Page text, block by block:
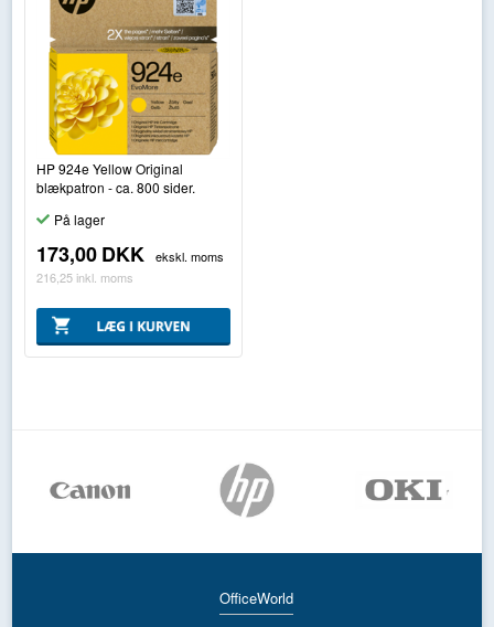
HP 924e Yellow Original
blækpatron - ca. 800 sider.
På lager
173,00DKK
ekskl. moms
216,25 inkl. moms
OfficeWorld